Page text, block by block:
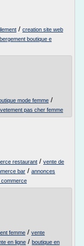
/ creation site web
boutique e
mode femme /
pas cher femme
restaurant / vente de
bar / annonces
commerce
femme / vente
en ligne / boutique en